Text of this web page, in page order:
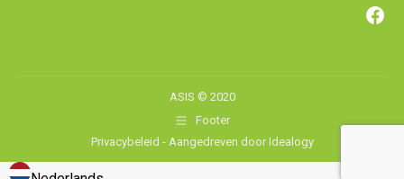
ASIS © 2020
Footer
Privacybeleid - Aangedreven doorIdealogy